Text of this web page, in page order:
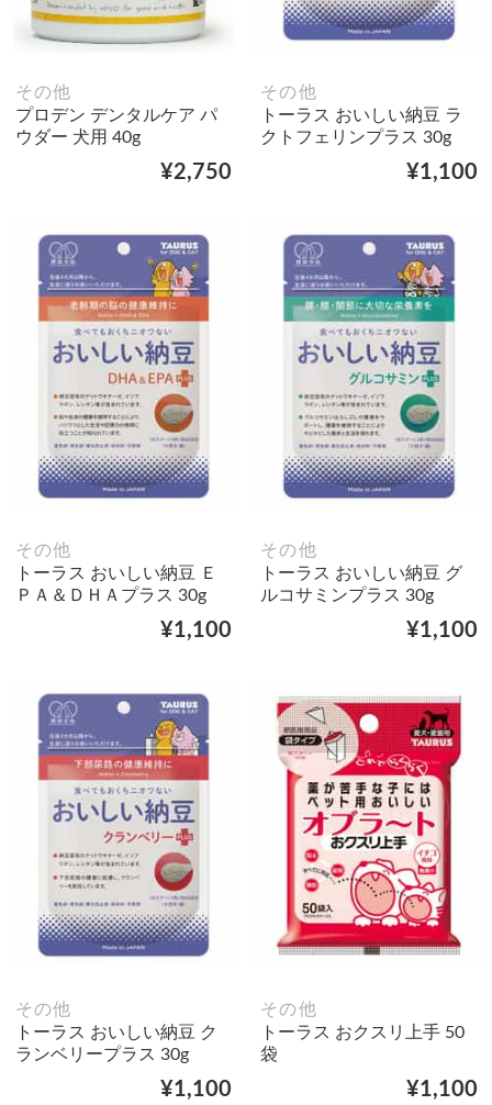
その他
プロデン デンタルケア パ
ウダー 犬用 40g
¥2,750
その他
トーラス おいしい納豆 ラ
クトフェリンプラス 30g
¥1,100
その他
トーラス おいしい納豆 Ｅ
ＰＡ＆ＤＨＡプラス 30g
¥1,100
その他
トーラス おいしい納豆 グ
ルコサミンプラス 30g
¥1,100
その他
トーラス おいしい納豆 ク
ランベリープラス 30g
¥1,100
その他
トーラス おクスリ上手 50
袋
¥1,100